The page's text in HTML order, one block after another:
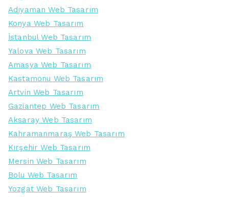
Adıyaman Web Tasarım
Konya Web Tasarım
İstanbul Web Tasarım
Yalova Web Tasarım
Amasya Web Tasarım
Kastamonu Web Tasarım
Artvin Web Tasarım
Gaziantep Web Tasarım
Aksaray Web Tasarım
Kahramanmaraş Web Tasarım
Kırşehir Web Tasarım
Mersin Web Tasarım
Bolu Web Tasarım
Yozgat Web Tasarım